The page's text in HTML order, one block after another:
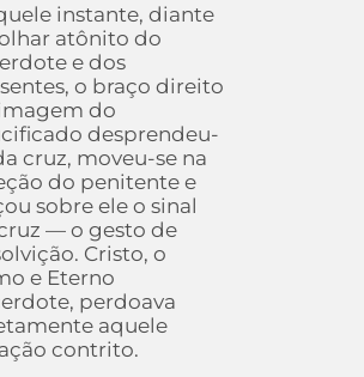
instante, diante
atônito do
e dos
o braço direito
do
desprendeu-
cruz, moveu-se na
do penitente e
sobre ele o sinal
— o gesto de
Cristo, o
e Eterno
perdoava
aquele
contrito.